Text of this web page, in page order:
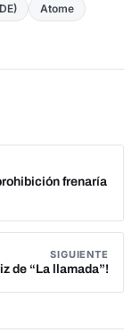
Atome
frenaría
SIGUIENTE
de “La llamada”!